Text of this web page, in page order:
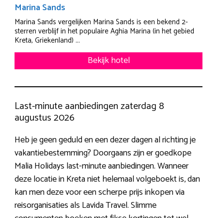
Marina Sands
Marina Sands vergelijken Marina Sands is een bekend 2-
sterren verblijf in het populaire Aghia Marina (in het gebied
Kreta, Griekenland) ...
Bekijk hotel
Last-minute aanbiedingen zaterdag 8
augustus 2026
Heb je geen geduld en een dezer dagen al richting je
vakantiebestemming? Doorgaans zijn er goedkope
Malia Holidays last-minute aanbiedingen. Wanneer
deze locatie in Kreta niet helemaal volgeboekt is, dan
kan men deze voor een scherpe prijs inkopen via
reisorganisaties als Lavida Travel. Slimme